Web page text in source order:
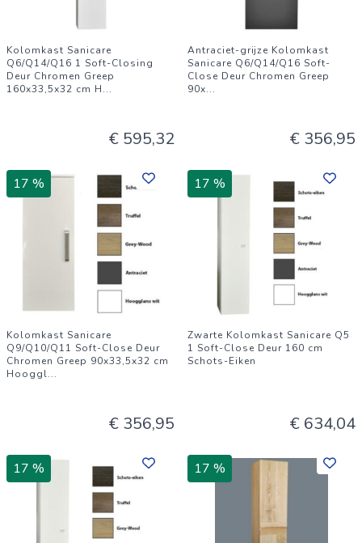
Kolomkast Sanicare
Q6/Q14/Q16 1 Soft-Closing
Deur Chromen Greep
160x33,5x32 cm H...
€ 595,32
Antraciet-grijze Kolomkast
Sanicare Q6/Q14/Q16 Soft-
Close Deur Chromen Greep
90x...
€ 356,95
17 %
Kolomkast Sanicare
Q9/Q10/Q11 Soft-Close Deur
Chromen Greep 90x33,5x32 cm
Hooggl...
€ 356,95
17 %
Zwarte Kolomkast Sanicare Q5
1 Soft-Close Deur 160 cm
Schots-Eiken
€ 634,04
17 % 17 %